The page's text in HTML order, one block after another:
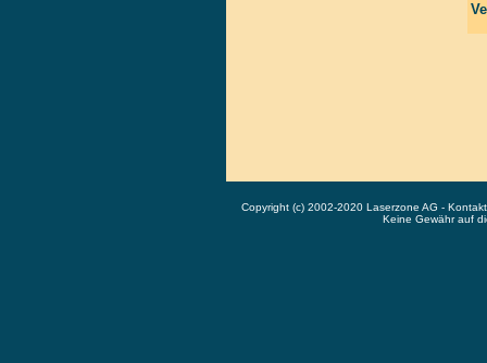
Copyright (c) 2002-2020 Laserzone AG -
Keine Gewähr auf